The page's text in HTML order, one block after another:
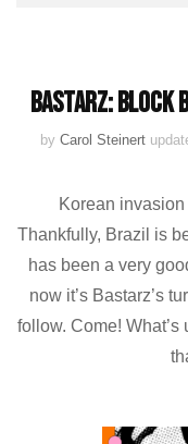
BASTARZ:
by Carol Steinert
Korean
Thankfully, Brazil is
has been a very
now it’s Bastarz’s
follow. Come!